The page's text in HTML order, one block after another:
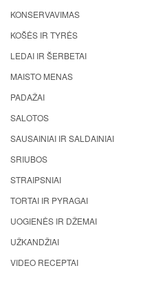
KONSERVAVIMAS
KOŠĖS IR TYRĖS
LEDAI IR ŠERBETAI
MAISTO MENAS
PADAŽAI
SALOTOS
SAUSAINIAI IR SALDAINIAI
SRIUBOS
STRAIPSNIAI
TORTAI IR PYRAGAI
UOGIENĖS IR DŽEMAI
UŽKANDŽIAI
VIDEO RECEPTAI